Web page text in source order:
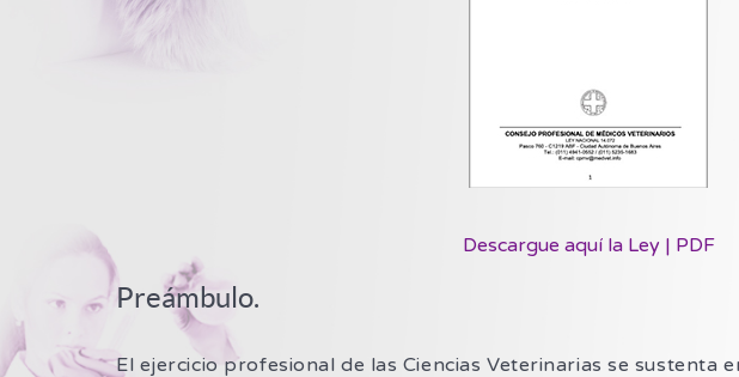
Descargue aquí la Ley | PDF
Preámbulo.
El ejercicio profesional de las Ciencias Veterinarias se sustenta